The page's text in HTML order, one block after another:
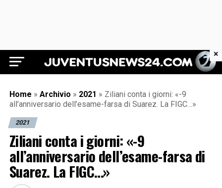
Juventus News 24
Home » Archivio » 2021 » Ziliani conta i giorni: «-9
all’anniversario dell’esame-farsa di Suarez. La FIGC…»
2021
Ziliani conta i giorni: «-9
all’anniversario dell’esame-farsa di
Suarez. La FIGC…»
×